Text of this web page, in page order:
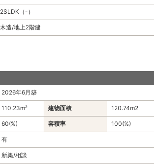
2SLDK（-）
木造/地上2階建
2026年6月築
110.23m² 建物面積 120.74m2
60(%) 容積率 100(%)
有
新築/相談